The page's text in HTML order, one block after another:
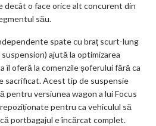
decât o face orice alt concurent din
său.
spate cu braț scurt-lung
ajută la optimizarea
îl oferă la comenzile șoferului fără ca
sacrificat. Acest tip de suspensie
pentru versiunea wagon a lui Focus
pentru ca vehiculul să
portbagajul e încărcat complet.